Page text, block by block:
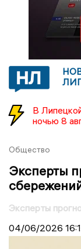
В
ночью 8
Общество
Эксперты
Эксперты
04/06/2026